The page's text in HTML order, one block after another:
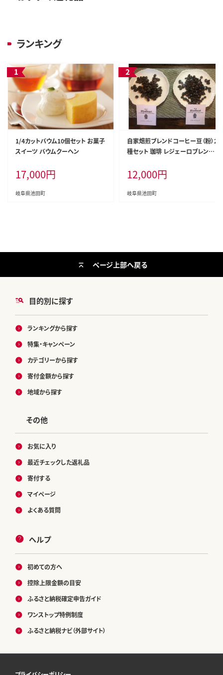
ランキング
1/4カットバウム10個セット お菓子
スイーツ バウムクーヘン
17,000円
岐阜県池田町
自家焙煎ブレンドコーヒー豆（粉）2
種セット 珈琲 レジェーロブレンド
り 重厚
12,000円
岐阜県池田町
目的別に探す
ランキングから探す
特集・キャンペーン
カテゴリーから探す
寄付金額から探す
地域から探す
その他
お気に入り
最近チェックした返礼品
寄付する
マイページ
よくある質問
ヘルプ
初めての方へ
控除上限金額の目安
ふるさと納税確定申告ガイド
ワンストップ特例制度
ふるさと納税ナビ（外部サイト）
ページ上部へ戻る